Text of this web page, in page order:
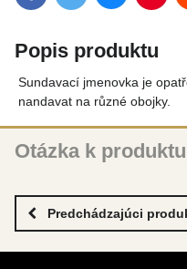
Popis produktu
Sundavací jmenovka je
nandavat na různé obojky.
Otázka k produktu
MENOPredchádzajúci